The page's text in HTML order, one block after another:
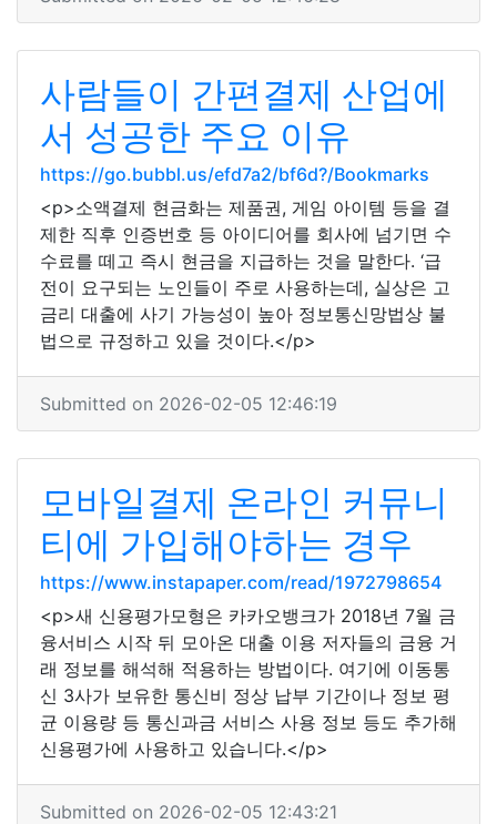
사람들이 간편결제 산업에
서 성공한 주요 이유
https://go.bubbl.us/efd7a2/bf6d?/Bookmarks
<p>소액결제 현금화는 제품권, 게임 아이템 등을 결
제한 직후 인증번호 등 아이디어를 회사에 넘기면 수
수료를 떼고 즉시 현금을 지급하는 것을 말한다. ‘급
전이 요구되는 노인들이 주로 사용하는데, 실상은 고
금리 대출에 사기 가능성이 높아 정보통신망법상 불
법으로 규정하고 있을 것이다.</p>
Submitted on 2026-02-05 12:46:19
모바일결제 온라인 커뮤니
티에 가입해야하는 경우
https://www.instapaper.com/read/1972798654
<p>새 신용평가모형은 카카오뱅크가 2018년 7월 금
융서비스 시작 뒤 모아온 대출 이용 저자들의 금융 거
래 정보를 해석해 적용하는 방법이다. 여기에 이동통
신 3사가 보유한 통신비 정상 납부 기간이나 정보 평
균 이용량 등 통신과금 서비스 사용 정보 등도 추가해
신용평가에 사용하고 있습니다.</p>
Submitted on 2026-02-05 12:43:21